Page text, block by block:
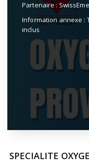
Partenaire :
Information annexe :
inclus
SPECIALITE